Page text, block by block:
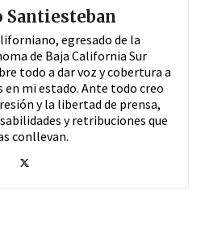
egresado de la
de Baja California Sur
todo a dar voz y cobertura a
en mi estado. Ante todo creo
y la libertad de prensa,
y retribuciones que
conllevan.